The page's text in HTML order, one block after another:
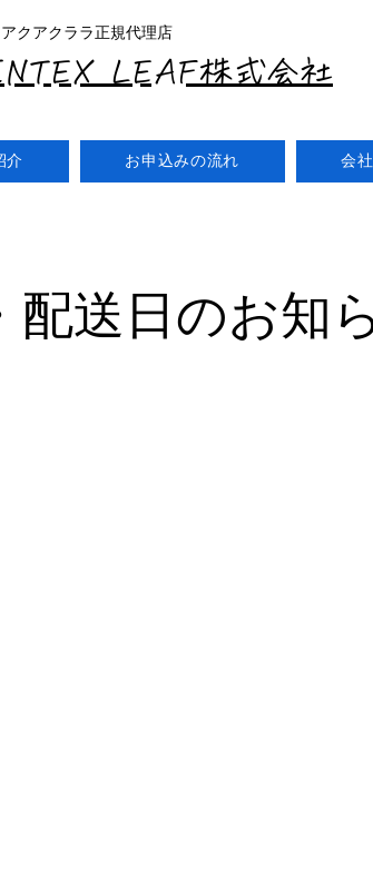
アクアクララ正規代理店
INTEX LEAF株式会社
介 お申込みの流れ 会
配送日のお知